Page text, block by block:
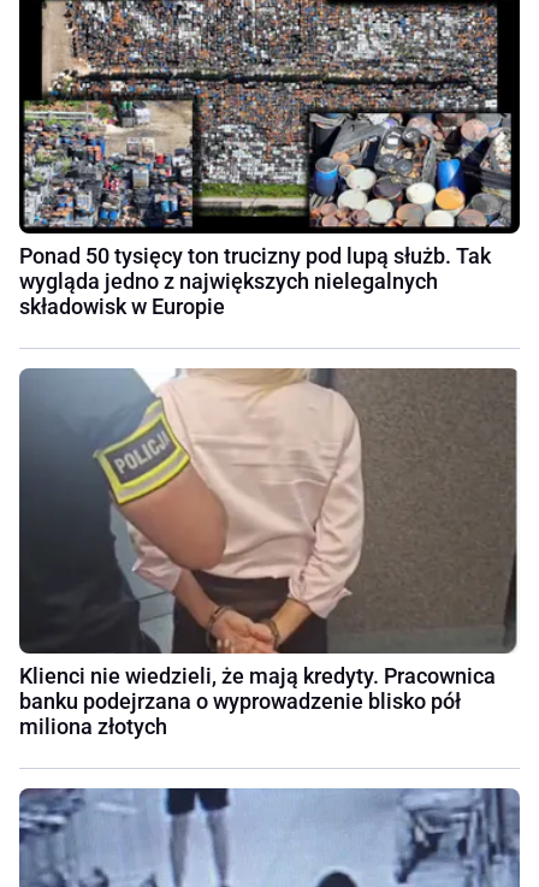
Ponad 50 tysięcy ton trucizny pod lupą służb. Tak
wygląda jedno z największych nielegalnych
składowisk w Europie
Klienci nie wiedzieli, że mają kredyty. Pracownica
banku podejrzana o wyprowadzenie blisko pół
miliona złotych